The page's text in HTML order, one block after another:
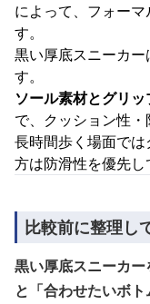
によって、フォー
す。
黒い厚底スニーカ
す。
ソール素材とグリッ
で、クッション性・
長時間歩く場面で
方は防滑性を優先し
比較前に整理し
黒い厚底スニーカー
と「合わせたいボ